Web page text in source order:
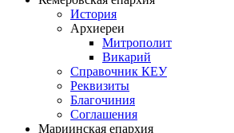
История
Архиереи
Митрополит
Викарий
Справочник КЕУ
Реквизиты
Благочиния
Соглашения
Мариинская епархия